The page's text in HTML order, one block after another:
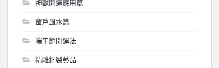
神獸開運應用篇
窗戶風水篇
端午節開運法
精雕銅製藝品